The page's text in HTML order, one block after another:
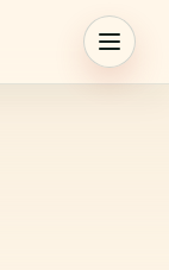
Menue